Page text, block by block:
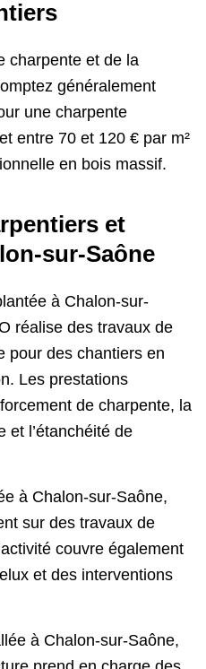
charpente et de la
généralement
une charpente
entre 70 et 120 € par m²
en bois massif.
et
sur-Saône
à Chalon-sur-
réalise des travaux de
pour des chantiers en
Les prestations
de charpente, la
et l’étanchéité de
à Chalon-sur-Saône,
sur des travaux de
couvre également
et des interventions
à Chalon-sur-Saône,